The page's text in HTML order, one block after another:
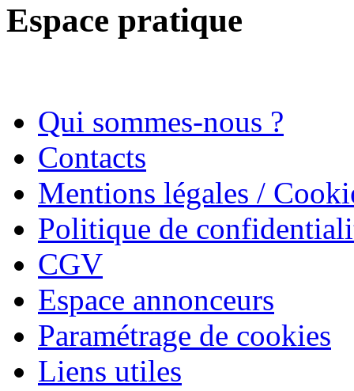
Espace pratique
Qui sommes-nous ?
Contacts
Mentions légales /
Politique de
CGV
Espace annonceurs
Paramétrage de cookies
Liens utiles